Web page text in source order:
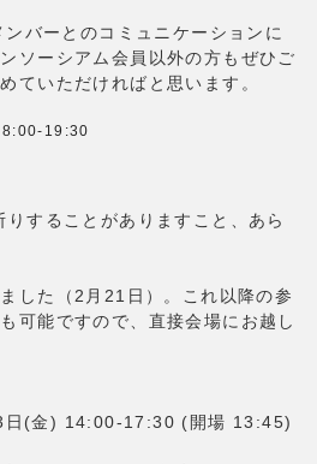
バーとのコミュニケーションに
ソーシアム会員以外の方もぜひご
ていただければと思います。
19:30
することがありますこと、あら
した（2月21日）。これ以降の参
可能ですので、直接会場にお越し
日(金) 14:00-17:30 (開場 13:45)